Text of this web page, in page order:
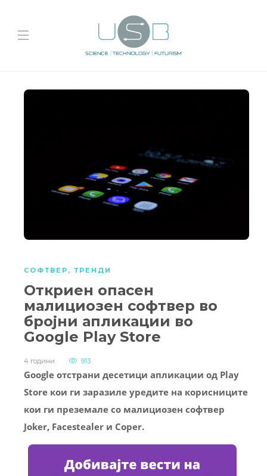
СОФТВЕР , ТРЕНДИ
Откриен опасен
малициозен софтвер во
бројни апликации во
Google Play Store
4 години 913
Google отстрани десетици апликации од Play
Store кои ги заразиле уредите на корисниците
кои ги преземале со малициозен софтвер
Joker, Facestealer и Coper.